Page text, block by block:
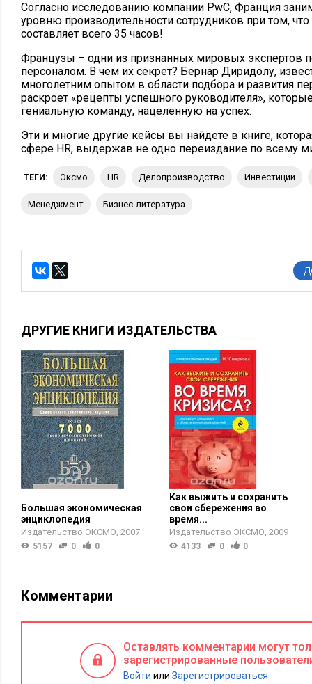
Согласно исследованию компании PwC, Франция
уровню производительности сотрудников при том,
составляет всего 35 часов!
Французы – одни из признанных мировых экспертов
персоналом. В чем их секрет? Бернар Диридолу,
многолетним опытом в области подбора и развития
раскроет «рецепты успешного руководителя»,
гениальную команду, нацеленную на успех.
Эти и многие другие кейсы вы найдете в книге,
сфере HR, выдержав не одно переиздание по всему
ТЕГИ: Эксмо HR делопроизводство инвестиции
менеджмент бизнес-литература
ДРУГИЕ КНИГИ ИЗДАТЕЛЬСТВА
Большая экономическая
энциклопедия
Издательство ЭКСМО 2007
5157 0 0
Как выжить и сохранить
свои сбережения во
время...
Издательство ЭКСМО 2009
4133 0 0
Комментарии
Оставлять комментарии могут
зарегистрированные
Войти или Зарегистрироваться